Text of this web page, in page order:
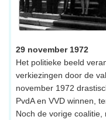
29 november 1972
Het politieke beeld
verkiezingen door de
november 1972
PvdA en VVD winnen,
Noch de vorige